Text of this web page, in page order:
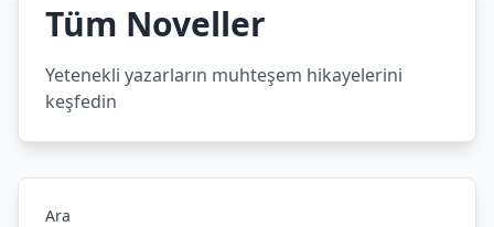
Tüm Noveller
Yetenekli yazarların muhteşem hikayelerini
keşfedin
Ara